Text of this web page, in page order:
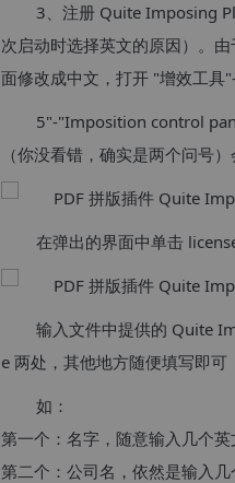
3、注册 Quite Imposing
次启动时选择英文的原因）。
面修改成中文，打开 "增效工
5"-"Imposition control
（你没看错，确实是两个问号
在弹出的界面中单击
输入文件中提供的 Quite
e 两处，其他地方随便填写即可
如：
第一个：名字，随意输入几个英
第二个：公司名，依然是输入